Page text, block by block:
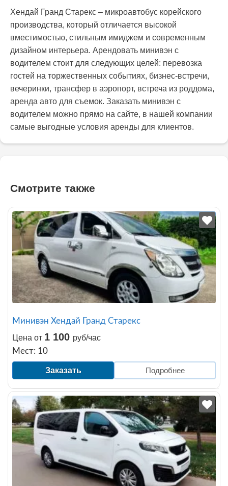
Хендай Гранд Старекс – микроавтобус корейского
производства, который отличается высокой
вместимостью, стильным имиджем и современным
дизайном интерьера. Арендовать минивэн с
водителем стоит для следующих целей: перевозка
гостей на торжественных событиях, бизнес-встречи,
вечеринки, трансфер в аэропорт, встреча из роддома,
аренда авто для съемок. Заказать минивэн с
водителем можно прямо на сайте, в нашей компании
самые выгодные условия аренды для клиентов.
Смотрите также
Минивэн Хендай Гранд Старекс
Цена от 1 100 руб/час
Мест: 10
Заказать Подробнее